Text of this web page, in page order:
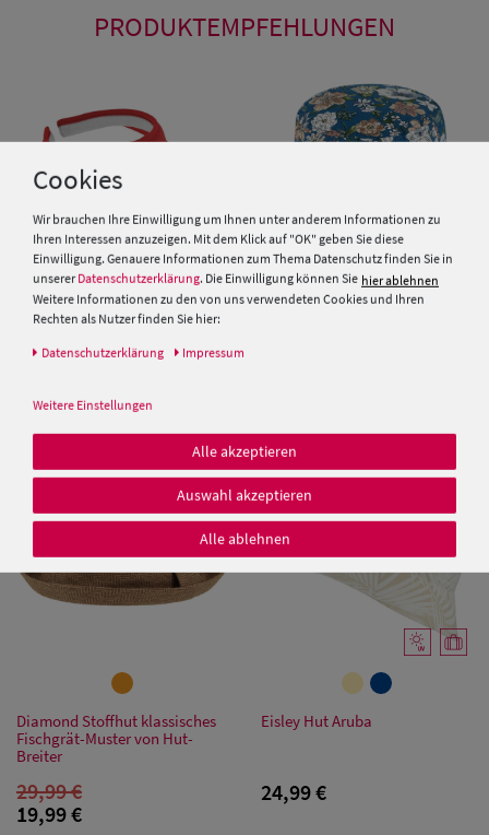
Damen Caps
Baseball Caps
Damen UV-
Schutz Caps
Damen
PRODUKTEMPFEHLUNGEN
Fiebig einfarbiges
Sonnenschild/Visor
15,00 €
Diamond Stoffhut klassisches
Fischgrät-Muster von Hut-
Breiter
29,99 €
19,99 €
Eisley Hut Aruba
24,99 €
Cookies
Wir brauchen Ihre Einwilligung um Ihnen unter anderem Informationen zu
Ihren Interessen anzuzeigen. Mit dem Klick auf "OK" geben Sie diese
Einwilligung. Genauere Informationen zum Thema Datenschutz finden Sie in
unsererDatenschutzerklärung. Die Einwilligung können Sie hier ablehnen
Weitere Informationen zu den von uns verwendeten Cookies und Ihren
Rechten als Nutzer finden Sie hier:
Daten­schutz­erklärung Impressum
Weitere Einstellungen
Alle akzeptieren
Auswahl akzeptieren
Alle ablehnen